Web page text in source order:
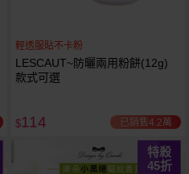
輕透服貼不卡粉
LESCAUT~防曬兩用粉餅(12g)
款式可選
$114 已銷售4.2萬
特殺
45折